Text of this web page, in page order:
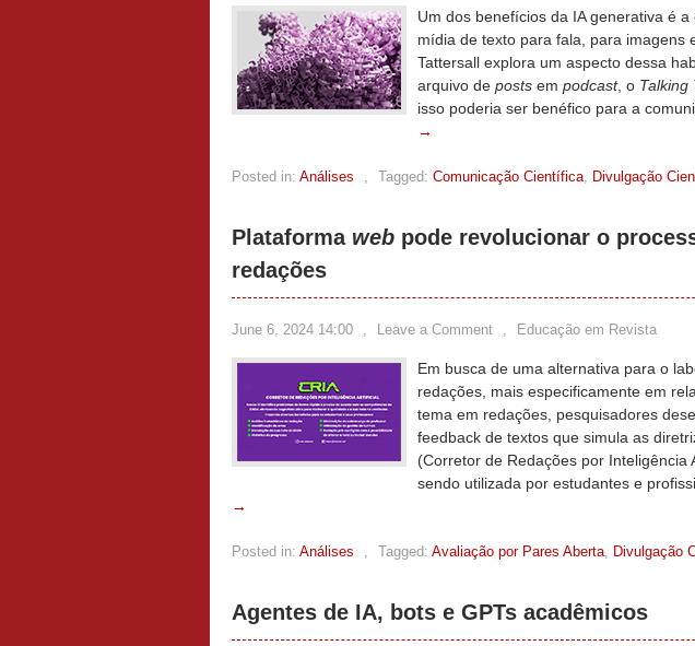
Um dos benefícios da IA generativa é
mídia de texto para fala, para imagens
Tattersall explora um aspecto dessa
arquivo de posts em podcast, o Talking
isso poderia ser benéfico para a
→
Posted in: Análises , Tagged: Comunicação Científica, Divulgação
Plataforma web pode revolucionar o
redações
June 6, 2024 14:00 , Leave a Comment , Educação em Revista
Em busca de uma alternativa para o
redações, mais especificamente em
tema em redações, pesquisadores
feedback de textos que simula as
(Corretor de Redações por Inteligência
sendo utilizada por estudantes e
→
Posted in: Análises , Tagged: Avaliação por Pares Aberta, Divulgação
Agentes de IA, bots e GPTs acadêmicos